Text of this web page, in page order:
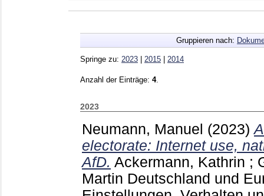
Gruppieren nach:
Springe zu: 2023 2015 2014
Anzahl der Einträge: 4.
2023
Neumann, Manuel (2023)
electorate: Internet use,
AfD. Ackermann, Kathrin ;
Martin Deutschland und